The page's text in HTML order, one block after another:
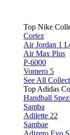
Top Nike
Cortez
Air Jordan 1
Air Max Plus
P-6000
Vomero 5
See All
Top Adidas
Handball
Samba
Adilette 22
Sambae
Adizero Evo